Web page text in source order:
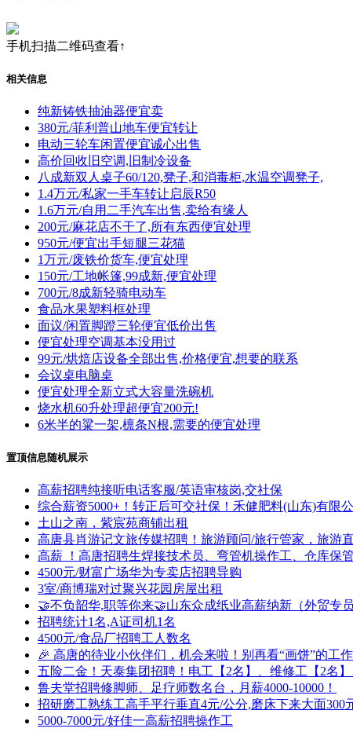
手机扫描二维码查看↑
相关信息
纯新铸铁抽油器便宜卖
380元/菲利普山地车便宜转让
电动三轮车闲置便宜诚心出售
高价回收旧空调,旧制冷设备
八成新双人桌子60/120,凳子,和消毒柜,水温空调凳子,
1.4万元/私家一手车转让启辰R50
1.6万元/自用二手汽车出售,卖给有缘人
200元/麻花店不干了,所有东西便宜处理
950元/便宜出手短腿三花猫
1万元/废铁价货车,便宜处理
150元/工地帐篷,99成新,便宜处理
700元/8成新轻骑电动车
食品水果塑料框处理
面议/闲置脚蹬三轮便宜低价出售
便宜处理空调基本没用过
99元/烘焙店设备全部出售,价格便宜,想要的联系
会议桌电脑桌
便宜处理全新立式大容量洗碗机
烧水机60升处理超便宜200元!
6米半的粱一架,檩条N根,需要的便宜处理
置顶信息随机展示
高薪招聘纯接听电话客服/英语审核岗,交社保
综合薪资5000+！转正后可交社保！禾健肥料(山东)有限
土山之南，紫宸苑商铺出租
高唐县肖游记文旅传媒招聘！旅游顾问/旅行管家，旅游
高薪 ！高唐招聘生焊接技术员、弯管机操作工、仓库保
4500元/财富广场华为专卖店招聘导购
3室/商博瑞对过聚兴花园房屋出租
🤝不负韶华,职等你来🤝山东众成纸业高薪纳新（外贸专
招聘统计1名,A证司机1名
4500元/食品厂招聘工人数名
🎉 高唐的待业小伙伴们，机会来啦！别再看“画饼”的工
五险二金！天泰集团招聘！电工【2名】、维修工【2名
鲁夫堂招聘修脚师、足疗师数名台，月薪4000-10000！
招研磨工熟练工高手平行垂直4元/公分,磨床下来大面300
5000-7000元/好佳一高薪招聘操作工